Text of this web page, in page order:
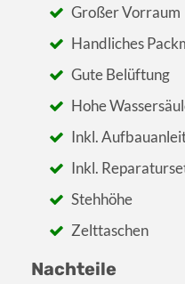
Großer Vorraum
Handliches
Gute Belüftung
Hohe
Inkl.
Inkl.
Stehhöhe
Zelttaschen
Nachteile